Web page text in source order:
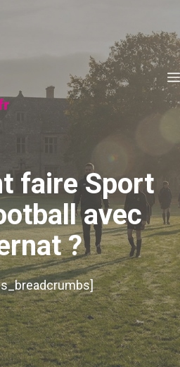
faire Sport
avec
?